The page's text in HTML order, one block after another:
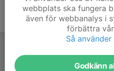
webbplats ska fungera
även för webbanalys i
förbättra
Så
Godkänn